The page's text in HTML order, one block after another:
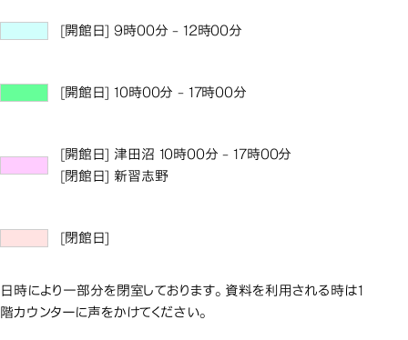
[開館日] 9時00分 - 12時00分
[開館日] 10時00分 - 17時00分
[開館日] 津田沼 10時00分 - 17時00分
[閉館日] 新習志野
[閉館日]
日時により一部分を閉室しております。資料を利用される時は1
階カウンターに声をかけてください。